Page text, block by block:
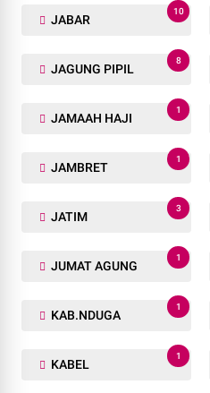
JABAR
10
JAGUNG PIPIL
8
JAMAAH HAJI
1
JAMBRET
1
JATIM
3
JUMAT AGUNG
1
KAB.NDUGA
1
KABEL
1